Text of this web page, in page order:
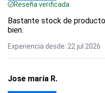
Reseña verificada
Bastante stock de
bien.
Experiencia desde: 22 jul 2026
Jose maría R.